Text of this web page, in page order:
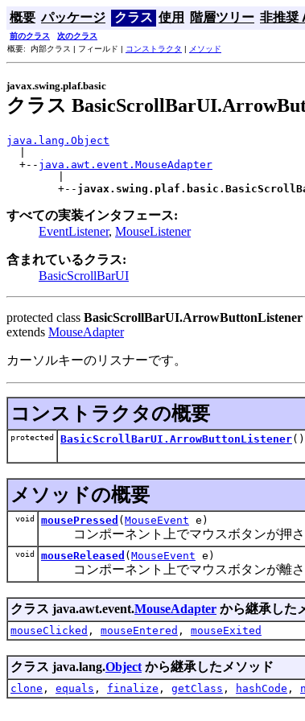
概要 パッケージ クラス 使用 階層ツリー 非推奨
前のクラス 次のクラス
概要: 内部クラス | フィールド | コンストラクタ | メソッド
javax.swing.plaf.basic
クラス
java.lang.Object
  +--
java.awt.event.MouseAdapter
        +--
すべての実装インタフェース:
EventListener, MouseListener
含まれているクラス:
BasicScrollBarUI
protected class BasicScrollBarUI.ArrowButtonListener
extends MouseAdapter
カーソルキーのリスナーです。
コンストラクタの概要
protected BasicScrollBarUI.ArrowButtonListener()
メソッドの概要
void mousePressed ( MouseEvent e)
コンポーネント上でマウスボタンが押さ
void mouseReleased ( MouseEvent e)
コンポーネント上でマウスボタンが離さ
クラス java.awt.event.MouseAdapter から継承した
mouseClicked , mouseEntered , mouseExited
クラス java.lang.Object から継承したメソッド
clone , equals , finalize , getClass , hashCode ,